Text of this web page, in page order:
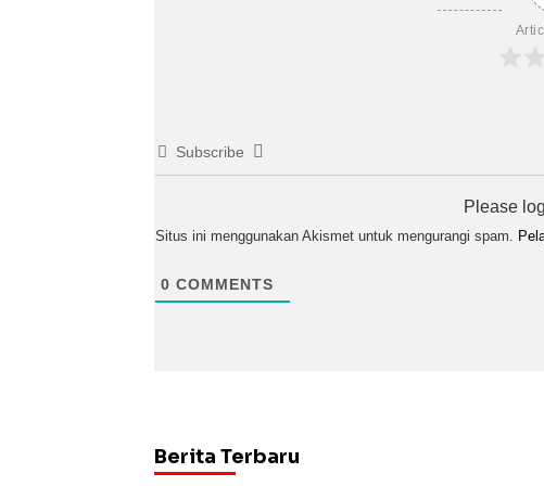
Subscribe
Please
Situs ini menggunakan Akismet untuk mengurangi spam.
0 COMMENTS
Berita Terbaru